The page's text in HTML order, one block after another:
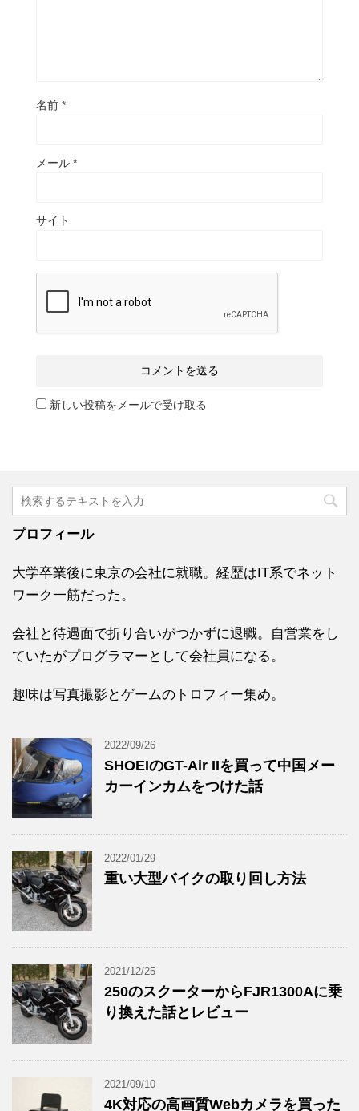
名前 *
メール *
サイト
新しい投稿をメールで受け取る
プロフィール
大学卒業後に東京の会社に就職。経歴はIT系でネット
ワーク一筋だった。
会社と待遇面で折り合いがつかずに退職。自営業をし
ていたがプログラマーとして会社員になる。
趣味は写真撮影とゲームのトロフィー集め。
2022/09/26
SHOEIのGT-Air IIを買って中国メー
カーインカムをつけた話
2022/01/29
重い大型バイクの取り回し方法
2021/12/25
250のスクーターからFJR1300Aに乗
り換えた話とレビュー
2021/09/10
4K対応の高画質Webカメラを買った